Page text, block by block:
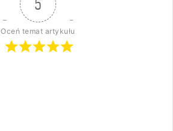
5
Oceń temat artykułu